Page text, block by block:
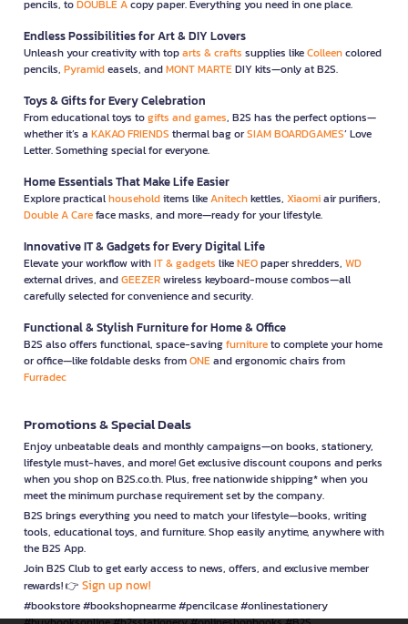
pencils, toDOUBLE Acopy paper. Everything you need in one place.
Endless Possibilities for Art & DIY Lovers
Unleash your creativity with toparts & crafts supplies likeColleencolored
pencils, Pyramideasels, andMONT MARTEDIY kits—only at B2S.
Toys & Gifts for Every Celebration
From educational toys togifts and games, B2S has the perfect options—
whether it’s a KAKAO FRIENDS thermal bag orSIAM BOARDGAMES’ Love
Letter. Something special for everyone.
Home Essentials That Make Life Easier
Explore practicalhouseholditems likeAnitechkettles, Xiaomiair purifiers,
Double A Careface masks, and more—ready for your lifestyle.
Innovative IT & Gadgets for Every Digital Life
Elevate your workflow withIT & gadgets likeNEOpaper shredders, WD
external drives, andGEEZERwireless keyboard-mouse combos—all
carefully selected for convenience and security.
Functional & Stylish Furniture for Home & Office
B2S also offers functional, space-savingfurnitureto complete your home
or office—like foldable desks fromONEand ergonomic chairs from
Furradec
Promotions & Special Deals
Enjoy unbeatable deals and monthly campaigns—on books, stationery,
lifestyle must-haves, and more! Get exclusive discount coupons and perks
when you shop on B2S.co.th. Plus, free nationwide shipping* when you
meet the minimum purchase requirement set by the company.
B2S brings everything you need to match your lifestyle—books, writing
tools, educational toys, and furniture. Shop easily anytime, anywhere with
the B2S App.
Join B2S Club to get early access to news, offers, and exclusive member
rewards! 👉 Sign up now!
#bookstore #bookshopnearme #pencilcase #onlinestationery